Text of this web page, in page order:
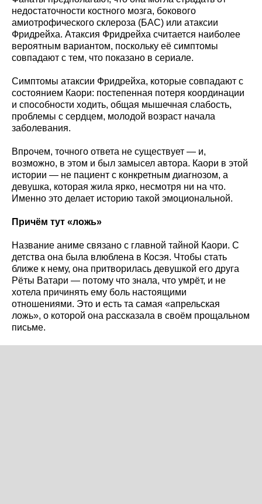
недостаточности костного мозга, бокового
амиотрофического склероза (БАС) или атаксии
Фридрейха. Атаксия Фридрейха считается наиболее
вероятным вариантом, поскольку её симптомы
совпадают с тем, что показано в сериале.
Симптомы атаксии Фридрейха, которые совпадают с
состоянием Каори: постепенная потеря координации
и способности ходить, общая мышечная слабость,
проблемы с сердцем, молодой возраст начала
заболевания.
Впрочем, точного ответа не существует — и,
возможно, в этом и был замысел автора. Каори в этой
истории — не пациент с конкретным диагнозом, а
девушка, которая жила ярко, несмотря ни на что.
Именно это делает историю такой эмоциональной.
Причём тут «ложь»
Название аниме связано с главной тайной Каори. С
детства она была влюблена в Косэя. Чтобы стать
ближе к нему, она притворилась девушкой его друга
Рёты Ватари — потому что знала, что умрёт, и не
хотела причинять ему боль настоящими
отношениями. Это и есть та самая «апрельская
ложь», о которой она рассказала в своём прощальном
письме.